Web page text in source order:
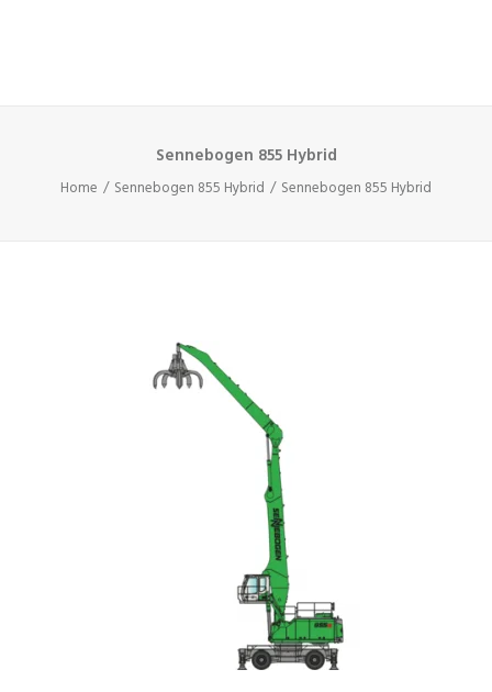
Sennebogen 855 Hybrid
Home Sennebogen 855 Hybrid Sennebogen 855 Hybrid